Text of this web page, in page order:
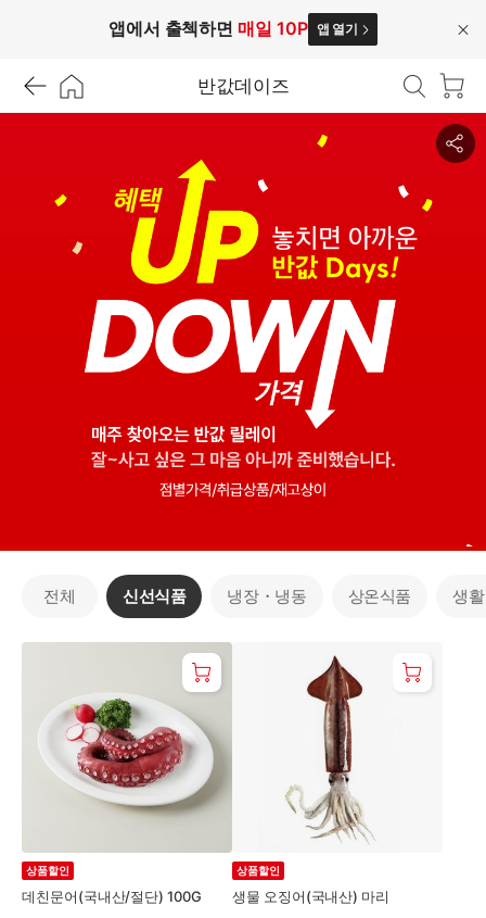
앱에서 출첵하면 매일 10P 앱 열기
닫
반값데이즈
공
전체 신선식품 냉장・냉동 상온식품 생
데친문어(국내산/절단) 100G
상품할인
생물 오징어(국내산) 마리
상품할인